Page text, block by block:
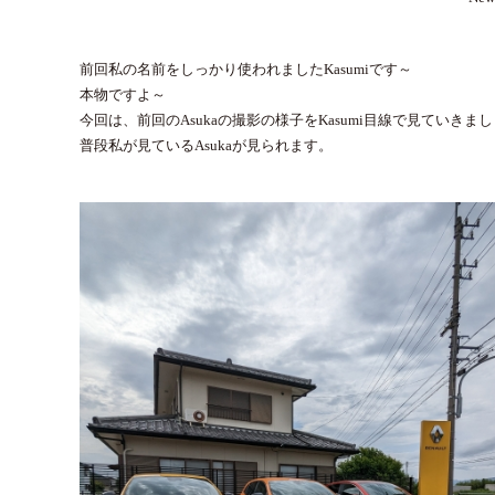
前回私の名前をしっかり使われましたKasumiです～
本物ですよ～
今回は、前回のAsukaの撮影の様子をKasumi目線で見ていきま
普段私が見ているAsukaが見られます。